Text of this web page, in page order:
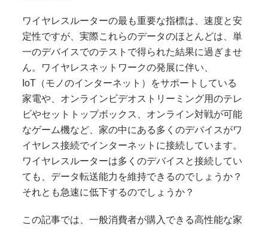
ワイヤレスルーターの最も重要な指標は、速度と安
定性ですが、実際これらのデータのほとんどは、単
一のデバイスでのテストで得られた結果に過ぎませ
ん。ワイヤレスネットワークの発展に伴い、
IoT（モノのインターネット）をサポートしている
家電や、オンラインビデオストリーミング用のテレ
ビやセットトップボックス、オンライン対戦が可能
なゲーム機など、家の中にある多くのデバイスがワ
イヤレス接続でインターネットに接続しています。
ワイヤレスルーターは多くのデバイスと接続してい
ても、データ転送能力を維持できるのでしょうか？
それとも急速に低下するのでしょうか？
この記事では、一般消費者が購入できる高性能な家